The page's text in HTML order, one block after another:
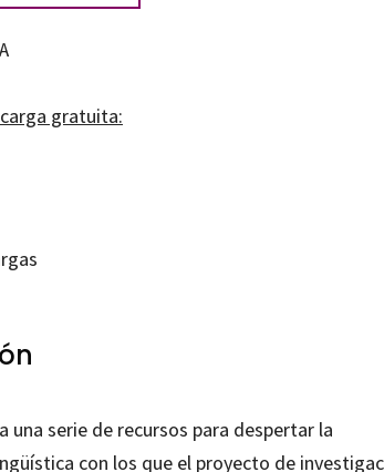
gratuita:
una serie de recursos para despertar la
con los que el proyecto de